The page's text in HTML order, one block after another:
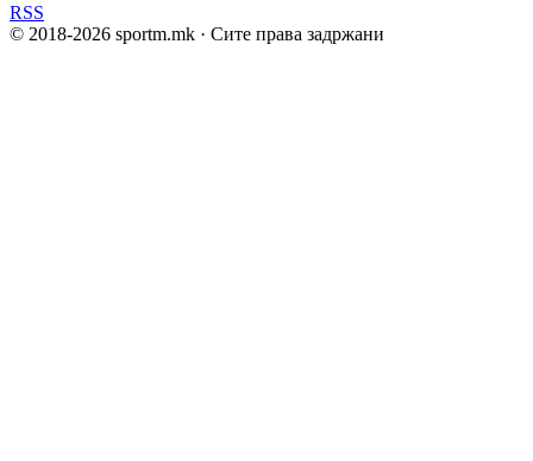
RSS
© 2018-2026 sportm.mk · Сите права задржани